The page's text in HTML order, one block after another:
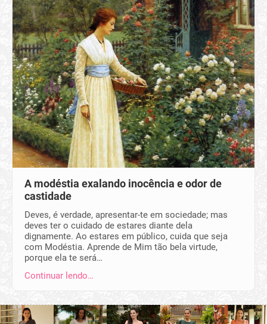
A modéstia exalando inocência e odor de
castidade
Deves, é verdade, apresentar-te em sociedade; mas
deves ter o cuida­do de es­tares di­ante dela
dignamente. Ao estares em público, cuida que seja
com Modés­tia. Apren­de de Mim tão bela virtude,
porque ela te será…
Continuar lendo…